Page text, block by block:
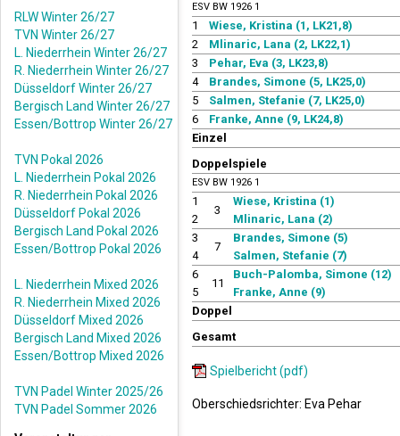
RLW Winter 26/27
TVN Winter 26/27
L. Niederrhein Winter 26/27
R. Niederrhein Winter 26/27
Düsseldorf Winter 26/27
Bergisch Land Winter 26/27
Essen/Bottrop Winter 26/27
TVN Pokal 2026
L. Niederrhein Pokal 2026
R. Niederrhein Pokal 2026
Düsseldorf Pokal 2026
Bergisch Land Pokal 2026
Essen/Bottrop Pokal 2026
L. Niederrhein Mixed 2026
R. Niederrhein Mixed 2026
Düsseldorf Mixed 2026
Bergisch Land Mixed 2026
Essen/Bottrop Mixed 2026
TVN Padel Winter 2025/26
TVN Padel Sommer 2026
ESV BW 1926 1
1
Wiese, Kristina (1, LK21,8)
2
Mlinaric, Lana (2, LK22,1)
3
Pehar, Eva (3, LK23,8)
4
Brandes, Simone (5, LK25,0)
5
Salmen, Stefanie (7, LK25,0)
6
Franke, Anne (9, LK24,8)
Einzel
Doppelspiele
ESV BW 1926 1
1
2
3
Wiese, Kristina (1)
Mlinaric, Lana (2)
3
4
7
Brandes, Simone (5)
Salmen, Stefanie (7)
6
5
11
Buch-Palomba, Simone (12)
Franke, Anne (9)
Doppel
Gesamt
Spielbericht (pdf)
Oberschiedsrichter: Eva Pehar